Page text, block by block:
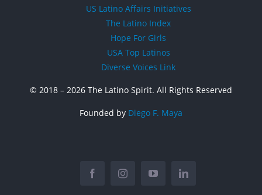
US Latino Affairs Initiatives
The Latino Index
Hope For Girls
USA Top Latinos
Diverse Voices Link
© 2018 – 2026 The Latino Spirit. All Rights Reserved
Founded by Diego F. Maya
FacebookInstagramYouTubeLinkedIn